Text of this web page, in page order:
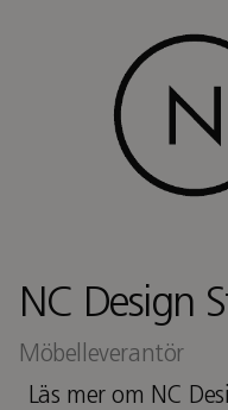
NC Design
Möbelleverantör
Läs mer om NC